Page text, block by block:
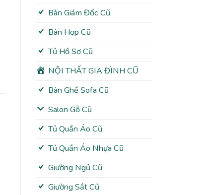
Bàn Giám Đốc Cũ
Bàn Họp Cũ
Tủ Hồ Sơ Cũ
NỘI THẤT GIA ĐÌNH CŨ
Bàn Ghế Sofa Cũ
Salon Gỗ Cũ
Tủ Quần Áo Cũ
Tủ Quần Áo Nhựa Cũ
Giường Ngủ Cũ
Giường Sắt Cũ